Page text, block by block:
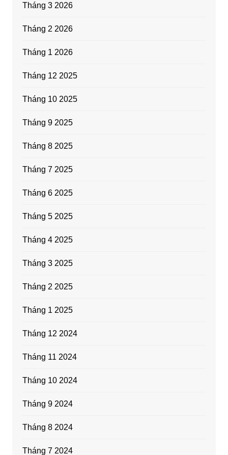
Tháng 3 2026
Tháng 2 2026
Tháng 1 2026
Tháng 12 2025
Tháng 10 2025
Tháng 9 2025
Tháng 8 2025
Tháng 7 2025
Tháng 6 2025
Tháng 5 2025
Tháng 4 2025
Tháng 3 2025
Tháng 2 2025
Tháng 1 2025
Tháng 12 2024
Tháng 11 2024
Tháng 10 2024
Tháng 9 2024
Tháng 8 2024
Tháng 7 2024